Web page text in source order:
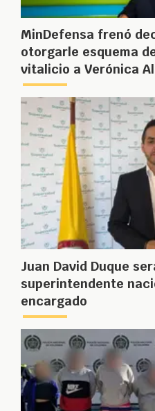
MinDefensa frenó
otorgarle esquema
vitalicio a Verónica
Juan David Duque
superintendente
encargado